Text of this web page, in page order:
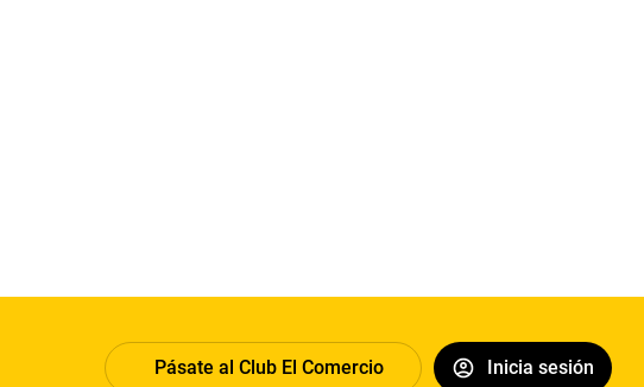
Pásate al Club El Comercio Inicia sesión